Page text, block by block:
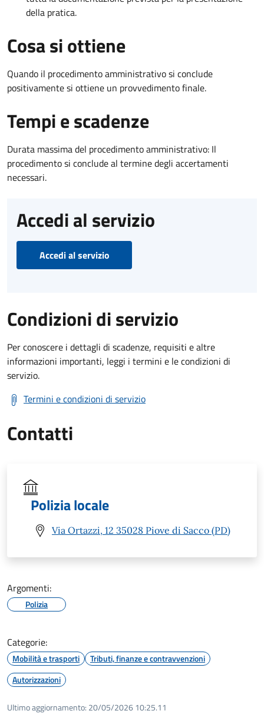
della pratica.
Cosa si ottiene
Quando il procedimento amministrativo si conclude
positivamente si ottiene un provvedimento finale.
Tempi e scadenze
Durata massima del procedimento amministrativo: Il
procedimento si conclude al termine degli accertamenti
necessari.
Accedi al servizio
Accedi al servizio
Condizioni di servizio
Per conoscere i dettagli di scadenze, requisiti e altre
informazioni importanti, leggi i termini e le condizioni di
servizio.
Termini e condizioni di servizio
Contatti
Polizia locale
Via Ortazzi, 12 35028 Piove di Sacco (PD)
Argomenti:
Polizia
Categorie:
Mobilità e trasporti
Tributi, finanze e contravvenzioni
Autorizzazioni
Ultimo aggiornamento: 20/05/2026 10:25.11